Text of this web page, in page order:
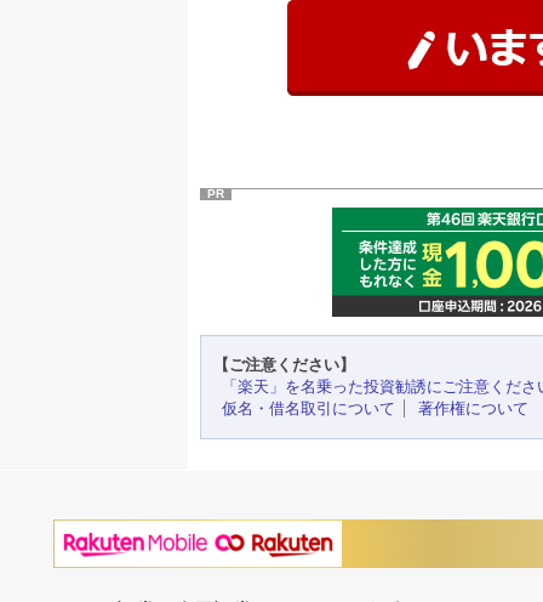
PR
【ご注意ください】
「楽天」を名乗った投資勧誘にご注意くださ
仮名・借名取引について
著作権について